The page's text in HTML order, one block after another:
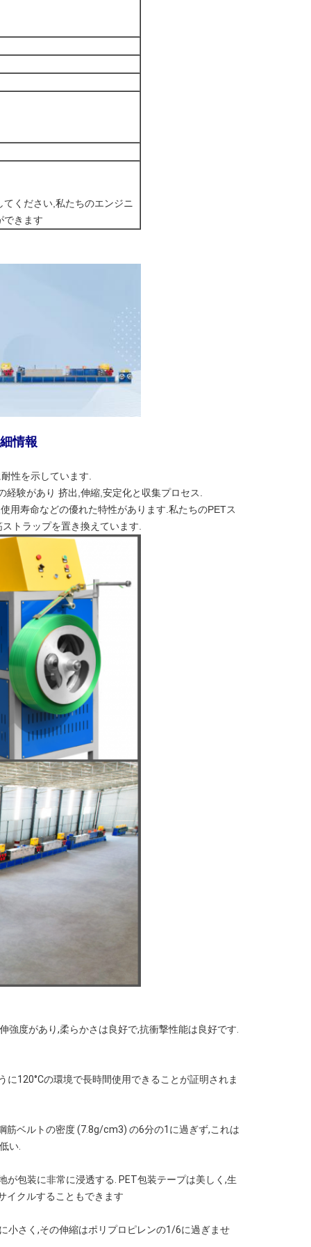
ください,私たちのエンジニ
できます
情報
性を示しています.
経験があり 挤出,伸縮,安定化と収集プロセス.
用寿命などの優れた特性があります.私たちのPETス
トラップを置き換えています.
強度があり,柔らかさは良好で,抗衝撃性能は良好です.
120°Cの環境で長時間使用できることが証明されま
ベルトの密度 (7.8g/cm3) の6分の1に過ぎず,これは
い.
が包装に非常に浸透する. PET包装テープは美しく,生
イクルすることもできます
小さく,その伸縮はポリプロピレンの1/6に過ぎませ